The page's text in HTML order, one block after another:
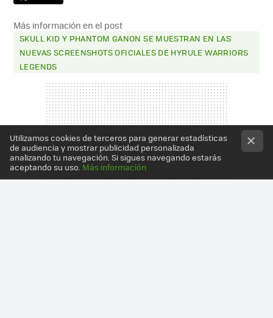
Más información en el post
SKULL KID Y PHANTOM GANON SE MUESTRAN EN LAS
NUEVAS SCREENSHOTS OFICIALES DE HYRULE WARRIORS
LEGENDS
Utilizamos cookies de terceros para generar estadísticas
de audiencia y mostrar publicidad personalizada
analizando tu navegación. Si sigues navegando estarás
aceptando su uso. Más información